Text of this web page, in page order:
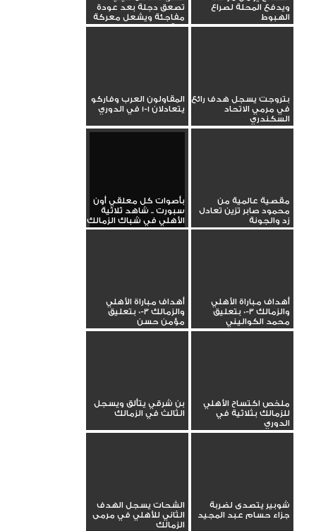
ويدفع المحلة لصراع
الهبوط
تصعق دجلة بعد عودة
مفاجئة ويشعل معركة
البقاء
بتروجت يسجل هدف رائع
في مرمي الاتحاد
السكندري
المقاولون العرب وفاركو
يتعادلان 1-1 في الدوري
مقصية عالمية من
محمود صابر تزين تعادل
زد والجونة
بأصوات كل معلقي أون
سبورت .. شاهد ثلاثية
الأهلي في شباك الزمالك
أهداف مباراة الأهلي
والزمالك 3-0 بتعليق
محمد الكواليني
أهداف مباراة الأهلي
والزمالك 3-0 بتعليق
مؤمن حسن
ملخص اكتساح الأهلي
للزمالك بثلاثية في
الدوري
بن شرقي يتألق ويسجل
الثالث في الزمالك
شوبير يتصدى لضربة
جزاء حسام عبد المجيد
الشحات يسجل الهدف
الثاني للأهلي في مرمى
الزمالك